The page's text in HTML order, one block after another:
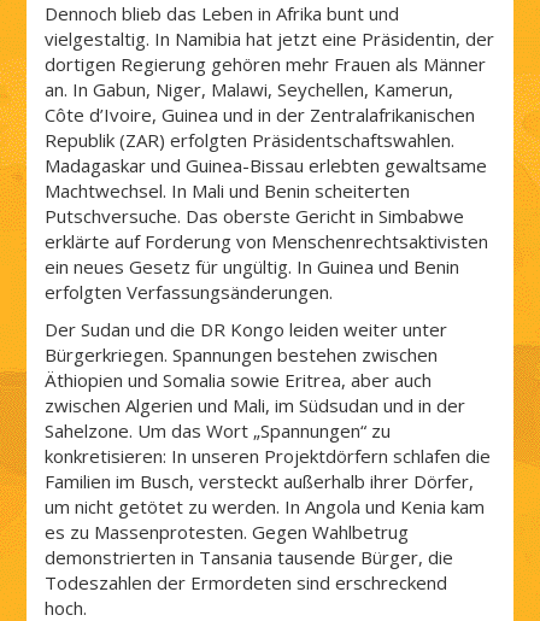
Dennoch blieb das Leben in Afrika bunt und
vielgestaltig. In Namibia hat jetzt eine Präsidentin, der
dortigen Regierung gehören mehr Frauen als Männer
an. In Gabun, Niger, Malawi, Seychellen, Kamerun,
Côte d’Ivoire, Guinea und in der Zentralafrikanischen
Republik (ZAR) erfolgten Präsidentschaftswahlen.
Madagaskar und Guinea-Bissau erlebten gewaltsame
Machtwechsel. In Mali und Benin scheiterten
Putschversuche. Das oberste Gericht in Simbabwe
erklärte auf Forderung von Menschenrechtsaktivisten
ein neues Gesetz für ungültig. In Guinea und Benin
erfolgten Verfassungsänderungen.
Der Sudan und die DR Kongo leiden weiter unter
Bürgerkriegen. Spannungen bestehen zwischen
Äthiopien und Somalia sowie Eritrea, aber auch
zwischen Algerien und Mali, im Südsudan und in der
Sahelzone. Um das Wort „Spannungen“ zu
konkretisieren: In unseren Projektdörfern schlafen die
Familien im Busch, versteckt außerhalb ihrer Dörfer,
um nicht getötet zu werden. In Angola und Kenia kam
es zu Massenprotesten. Gegen Wahlbetrug
demonstrierten in Tansania tausende Bürger, die
Todeszahlen der Ermordeten sind erschreckend
hoch.